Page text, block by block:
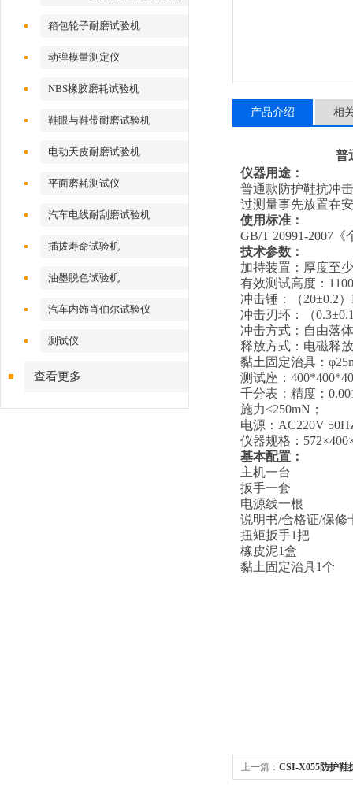
试验机
箱包轮子耐磨试验机
动弹模量测定仪
NBS橡胶磨耗试验机
鞋眼与鞋带耐磨试验机
电动天皮耐磨试验机
平面磨耗测试仪
汽车电线耐刮磨试验机
插拔寿命试验机
油墨脱色试验机
汽车内饰肖伯尔试验仪
测试仪
查看更多
产品介绍 相
普
仪器用途：
普通款防护鞋抗冲
过测量事先放置在
使用标准：
GB/T 20991-2007
技术参数：
加持装置：厚度至少
有效测试高度：
冲击锤：（20±0.2
冲击刃环：（
冲击方式：自由落体
释放方式：电磁释放
黏土固定治具：
测试座 ：
千分表：精度：
施力≤250mN ；
电源：AC220V
仪器规格：
基本配置：
主机一台
扳手一套
电源线一根
说明书/合格证/保修
扭矩扳手1把
橡皮泥1盒
黏土固定治具1个
上一篇： CSI-X055防护鞋